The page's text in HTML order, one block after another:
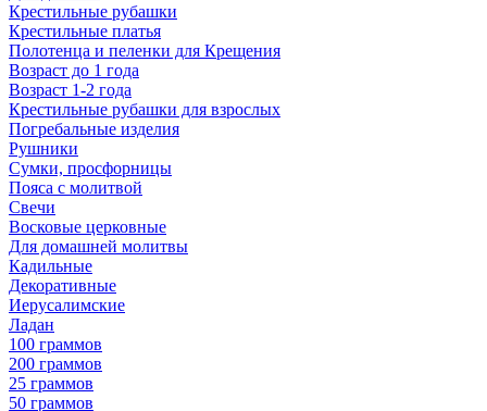
Крестильные рубашки
Крестильные платья
Полотенца и пеленки для Крещения
Возраст до 1 года
Возраст 1-2 года
Крестильные рубашки для взрослых
Погребальные изделия
Рушники
Сумки, просфорницы
Пояса с молитвой
Свечи
Восковые церковные
Для домашней молитвы
Кадильные
Декоративные
Иерусалимские
Ладан
100 граммов
200 граммов
25 граммов
50 граммов